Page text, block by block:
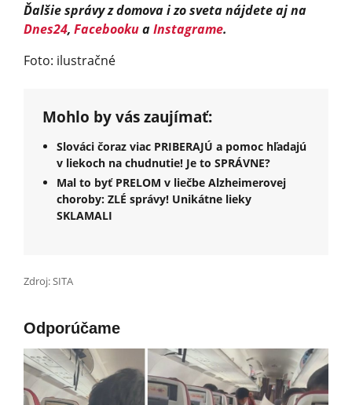
Ďalšie správy z domova i zo sveta nájdete aj na
Dnes24, FacebookuaInstagrame.
Foto: ilustračné
Mohlo by vás zaujímať:
Slováci čoraz viac PRIBERAJÚ a pomoc hľadajú
v liekoch na chudnutie! Je to SPRÁVNE?
Mal to byť PRELOM v liečbe Alzheimerovej
choroby: ZLÉ správy! Unikátne lieky
SKLAMALI
Zdroj: SITA
Odporúčame